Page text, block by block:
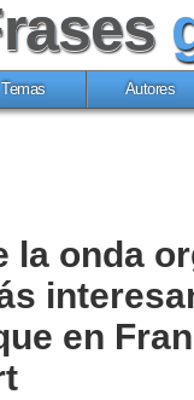
Temas Autores
la onda
en